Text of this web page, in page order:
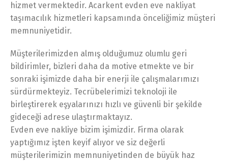
hizmet vermektedir. Acarkent evden eve nakliyat
taşımacılık hizmetleri kapsamında önceliğimiz müşteri
memnuniyetidir.
Müşterilerimizden almış olduğumuz olumlu geri
bildirimler, bizleri daha da motive etmekte ve bir
sonraki işimizde daha bir enerji ile çalışmalarımızı
sürdürmekteyiz. Tecrübelerimizi teknoloji ile
birleştirerek eşyalarınızı hızlı ve güvenli bir şekilde
gideceği adrese ulaştırmaktayız.
Evden eve nakliye bizim işimizdir. Firma olarak
yaptığımız işten keyif alıyor ve siz değerli
müşterilerimizin memnuniyetinden de büyük haz